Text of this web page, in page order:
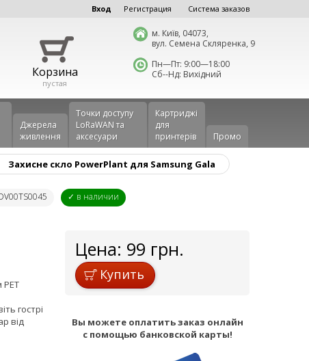
Вход Регистрация Система заказов
Корзина
пустая
м. Київ, 04073,
вул. Семена Скляренка, 9
Пн—Пт: 9:00—18:00
Сб--Нд: Вихідний
Джерела
живлення
Точки доступу
LoRaWAN та
аксесуари
Картриджі
для
принтерів
Промо
Захисне скло PowerPlant для Samsung Gala
✓ в наличии
гострі
від
Цена: 99 грн.
Купить
Вы можете оплатить заказ онлайн
с помощью банковской карты!